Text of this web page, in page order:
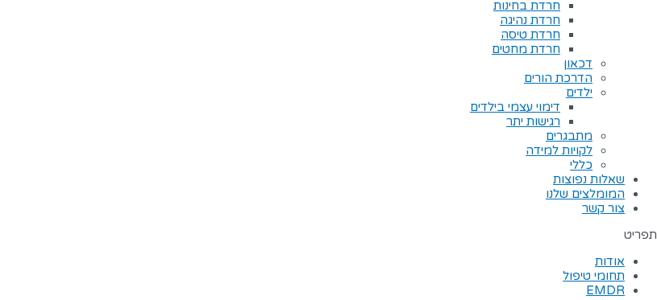
חרדת בחינות
חרדת נהיגה
חרדת טיסה
חרדת מחטים
דכאון
הדרכת הורים
ילדים
דימוי עצמי בילדים
רגישות יתר
מתבגרים
לקויות למידה
כללי
שאלות נפוצות
המומלצים שלנו
צור קשר
תפריט
אודות
תחומי טיפול
EMDR